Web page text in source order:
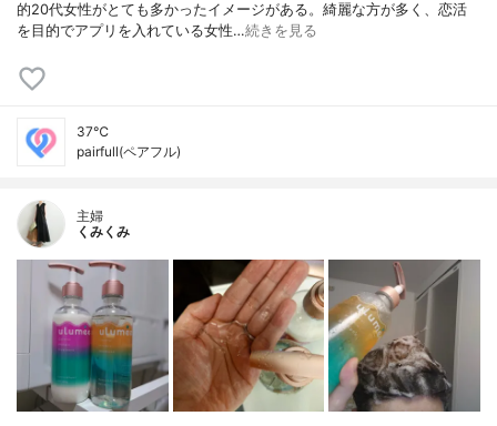
的20代女性がとても多かったイメージがある。綺麗な方が多く、恋活
を目的でアプリを入れている女性…続きを見る
37℃
pairfull(ペアフル)
主婦
くみくみ